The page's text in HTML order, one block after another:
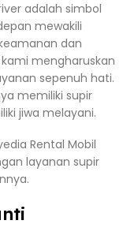
adalah simbol
mewakili
dan
mengharuskan
sepenuh hati.
memiliki supir
jiwa melayani.
Rental Mobil
layanan supir